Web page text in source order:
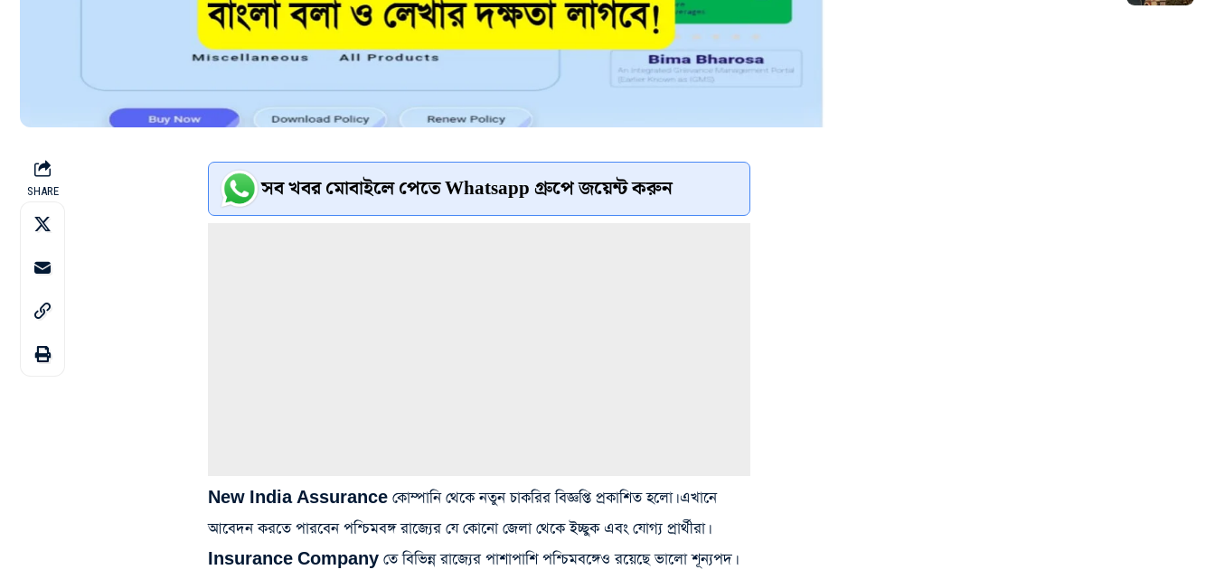
SHARE সব খবর মোবাইলে পেতে Whatsapp গ্রুপে জয়েন্ট করুন
New India Assurance কোম্পানি থেকে নতুন চাকরির বিজ্ঞপ্তি প্রকাশিত হলো। এখানে
আবেদন করতে পারবেন পশ্চিমবঙ্গ রাজ্যের যে কোনো জেলা থেকে ইচ্ছুক এবং যোগ্য প্রার্থীরা।
Insurance Company তে বিভিন্ন রাজ্যের পাশাপাশি পশ্চিমবঙ্গেও রয়েছে ভালো শূন্যপদ।